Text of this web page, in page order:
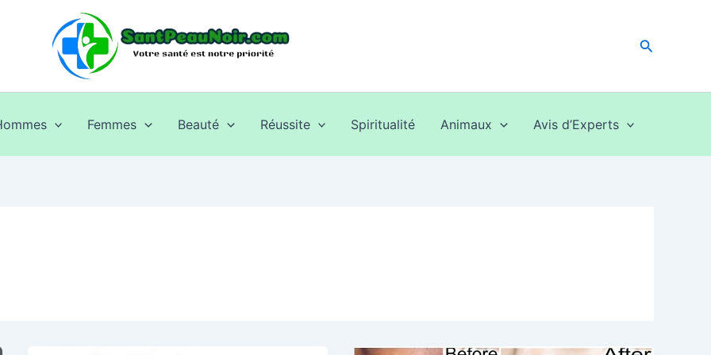
Femmes Beauté Réussite Spiritualité Animaux Avis d’Experts